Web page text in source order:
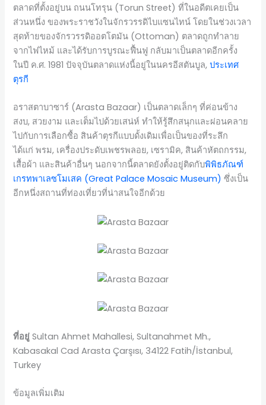
ตลาดที่ตั้งอยู่บน ถนนโทรุน (Torun Street) ที่ในอดีตเคยเป็น
ส่วนหนึ่ง ของพระราชวังในจักรวรรดิไบแซนไทน์ โดยในช่วงเวลา
สุดท้ายของจักรวรรดิออตโตมัน (Ottoman) ตลาดถูกทำลาย
จากไฟไหม้ และได้รับการบูรณะฟื้นฟู กลับมาเป็นตลาดอีกครั้ง
ในปี ค.ศ. 1981 ปัจจุบันตลาดแห่งนี้อยู่ในนครอีสตันบูล,ประเทศ
ตุรกี
อราสตาบาซาร์ (Arasta Bazaar) เป็นตลาดเล็กๆ ที่ค่อนข้าง
สงบ, สวยงาม และเต็มไปด้วยเสน่ห์ ทำให้รู้สึกสนุกและผ่อนคลาย
ไปกับการเลือกซื้อ สินค้าตุรกีแบบดั้งเดิมเพื่อเป็นของที่ระลึก
ได้แก่ พรม, เครื่องประดับเพชรพลอย, เซรามิค, สินค้าหัตถกรรม,
เสื้อผ้า และสินค้าอื่นๆ นอกจากนี้ตลาดยังตั้งอยู่ติดกับพิพิธภัณฑ์
เกรทพาเลซโมเสค (Great Palace Mosaic Museum) ซึ่งเป็น
อีกหนึ่งสถานที่ท่องเที่ยวที่น่าสนใจอีกด้วย
ที่อยู่ Sultan Ahmet Mahallesi, Sultanahmet Mh.,
Kabasakal Cad Arasta Çarşısı, 34122 Fatih/İstanbul,
Turkey
ข้อมูลเพิ่มเติม